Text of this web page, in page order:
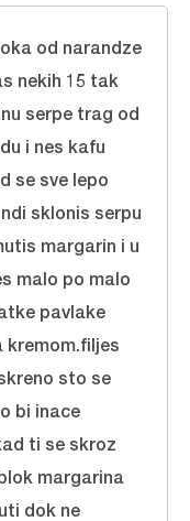
od narandze
nekih 15 tak
serpe trag od
i nes kafu
se sve lepo
sklonis serpu
margarin i u
malo po malo
pavlake
kremom.filjes
sto se
bi inace
ti se skroz
margarina
dok ne